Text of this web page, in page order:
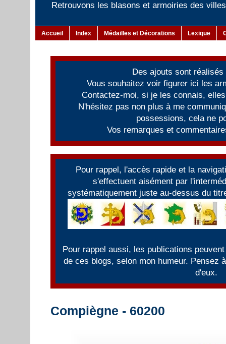
Retrouvons les blasons et armoiries des
Accueil Index Médailles et Décorations Lexique
Des ajouts sont
Vous souhaitez voir figurer ici les
Contactez-moi, si je les connais,
N'hésitez pas non plus à me
possessions, cela ne
Vos remarques et
Pour rappel, l'accès rapide et la
s'effectuent aisément par
systématiquement juste au-dessus du
Pour rappel aussi, les publications
de ces blogs, selon mon humeur. Pensez
d'eux.
Compiègne - 60200